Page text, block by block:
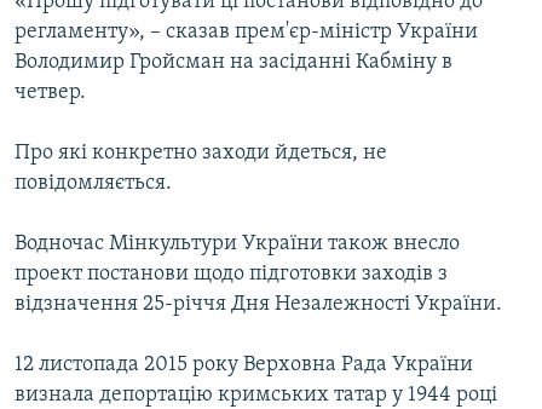
регламенту», – сказав прем'єр-міністр України
Володимир Гройсман на засіданні Кабміну в
четвер.
Про які конкретно заходи йдеться, не
повідомляється.
Водночас Мінкультури України також внесло
проект постанови щодо підготовки заходів з
відзначення 25-річчя Дня Незалежності України.
12 листопада 2015 року Верховна Рада України
визнала депортацію кримських татар у 1944 році